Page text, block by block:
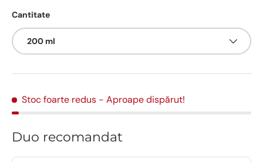
Cantitate
200 ml
Stoc foarte redus - Aproape dispărut!
Duo recomandat